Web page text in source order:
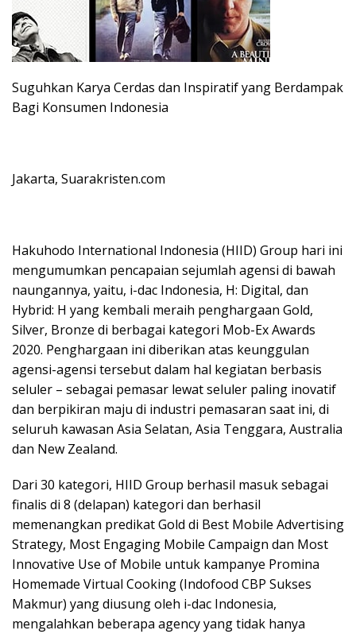
Suguhkan Karya Cerdas dan Inspiratif yang Berdampak
Bagi Konsumen Indonesia
Jakarta, Suarakristen.com
Hakuhodo International Indonesia (HIID) Group hari ini
mengumumkan pencapaian sejumlah agensi di bawah
naungannya, yaitu, i-dac Indonesia, H: Digital, dan
Hybrid: H yang kembali meraih penghargaan Gold,
Silver, Bronze di berbagai kategori Mob-Ex Awards
2020. Penghargaan ini diberikan atas keunggulan
agensi-agensi tersebut dalam hal kegiatan berbasis
seluler – sebagai pemasar lewat seluler paling inovatif
dan berpikiran maju di industri pemasaran saat ini, di
seluruh kawasan Asia Selatan, Asia Tenggara, Australia
dan New Zealand.
Dari 30 kategori, HIID Group berhasil masuk sebagai
finalis di 8 (delapan) kategori dan berhasil
memenangkan predikat Gold di Best Mobile Advertising
Strategy, Most Engaging Mobile Campaign dan Most
Innovative Use of Mobile untuk kampanye Promina
Homemade Virtual Cooking (Indofood CBP Sukses
Makmur) yang diusung oleh i-dac Indonesia,
mengalahkan beberapa agency yang tidak hanya